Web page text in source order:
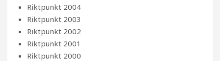
Riktpunkt 2004
Riktpunkt 2003
Riktpunkt 2002
Riktpunkt 2001
Riktpunkt 2000